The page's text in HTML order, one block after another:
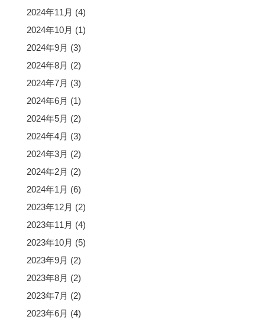
2024年11月 (4)
2024年10月 (1)
2024年9月 (3)
2024年8月 (2)
2024年7月 (3)
2024年6月 (1)
2024年5月 (2)
2024年4月 (3)
2024年3月 (2)
2024年2月 (2)
2024年1月 (6)
2023年12月 (2)
2023年11月 (4)
2023年10月 (5)
2023年9月 (2)
2023年8月 (2)
2023年7月 (2)
2023年6月 (4)